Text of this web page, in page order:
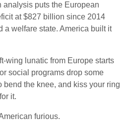
puts the European
at $827 billion since 2014
a welfare state. America built it
wing lunatic from Europe starts
social programs drop some
bend the knee, and kiss your ring
it.
furious.